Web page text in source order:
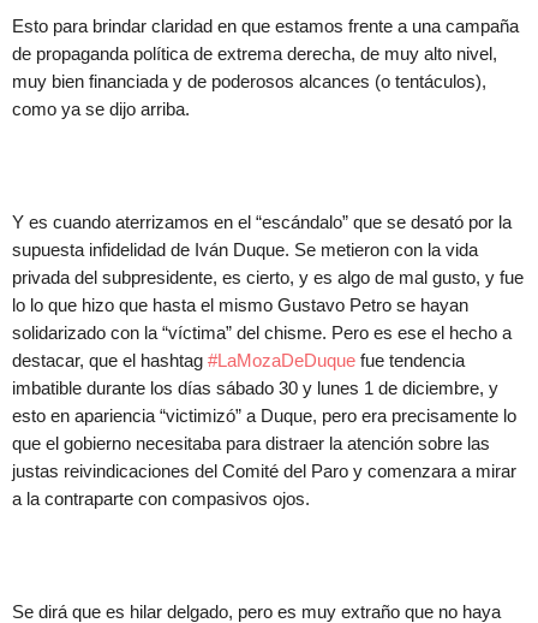
Esto para brindar claridad en que estamos frente a una campaña
de propaganda política de extrema derecha, de muy alto nivel,
muy bien financiada y de poderosos alcances (o tentáculos),
como ya se dijo arriba.
Y es cuando aterrizamos en el “escándalo” que se desató por la
supuesta infidelidad de Iván Duque. Se metieron con la vida
privada del subpresidente, es cierto, y es algo de mal gusto, y fue
lo lo que hizo que hasta el mismo Gustavo Petro se hayan
solidarizado con la “víctima” del chisme. Pero es ese el hecho a
destacar, que el hashtag #LaMozaDeDuque fue tendencia
imbatible durante los días sábado 30 y lunes 1 de diciembre, y
esto en apariencia “victimizó” a Duque, pero era precisamente lo
que el gobierno necesitaba para distraer la atención sobre las
justas reivindicaciones del Comité del Paro y comenzara a mirar
a la contraparte con compasivos ojos.
Se dirá que es hilar delgado, pero es muy extraño que no haya